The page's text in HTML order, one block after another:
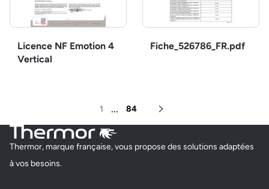
Licence NF Emotion 4
Vertical
Fiche_526786_FR.pdf
1 ... 84
Page suivante
Thermor, marque française, vous propose des solutions adaptées
à vos besoins.